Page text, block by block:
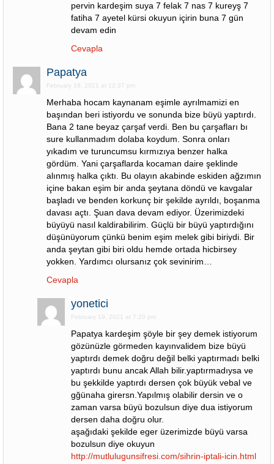
pervin kardeşim suya 7 felak 7 nas 7 kureyş 7
fatiha 7 ayetel kürsi okuyun içirin buna 7 gün
devam edin
Cevapla
Papatya
February 19, 2021 at 12:37 pm
Merhaba hocam kaynanam eşimle ayrılmamizi en
başından beri istiyordu ve sonunda bize büyü yaptırdı.
Bana 2 tane beyaz çarşaf verdi. Ben bu çarşafları bı
sure kullanmadım dolaba koydum. Sonra onları
yıkadım ve turuncumsu kırmızıya benzer halka
gördüm. Yani çarşaflarda kocaman daire şeklinde
alınmış halka çıktı. Bu olayın akabinde eskiden ağzımın
içine bakan eşim bir anda şeytana döndü ve kavgalar
başladı ve benden korkunç bir şekilde ayrıldı, boşanma
davası açtı. Şuan dava devam ediyor. Üzerimizdeki
büyüyü nasıl kaldirabilirim. Güçlü bir büyü yaptırdığını
düşünüyorum çünkü benim eşim melek gibi biriydi. Bir
anda şeytan gibi biri oldu hemde ortada hicbirsey
yokken. Yardımcı olursanız çok sevinirim…
Cevapla
yonetici
February 19, 2021 at 7:20 pm
Papatya kardeşim şöyle bir şey demek istiyorum
gözünüzle görmeden kayınvalidem bize büyü
yaptırdı demek doğru değil belki yaptırmadı belki
yaptırdı bunu ancak Allah bilir.yaptırmadıysa ve
bu şekkilde yaptırdı dersen çok büyük vebal ve
gğünaha girersn.Yapılmış olabilir dersin ve o
zaman varsa büyü bozulsun diye dua istiyorum
dersen daha doğru olur.
aşağıdaki şekilde eger üzerimizde büyü varsa
bozulsun diye okuyun
http://mutlulugunsifresi.com/sihrin-iptali-icin.html